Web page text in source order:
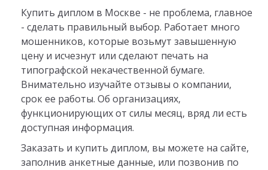
Купить диплом в Москве - не проблема, главное
- сделать правильный выбор. Работает много
мошенников, которые возьмут завышенную
цену и исчезнут или сделают печать на
типографской некачественной бумаге.
Внимательно изучайте отзывы о компании,
срок ее работы. Об организациях,
функционирующих от силы месяц, вряд ли есть
доступная информация.
Заказать и купить диплом, вы можете на сайте,
заполнив анкетные данные, или позвонив по